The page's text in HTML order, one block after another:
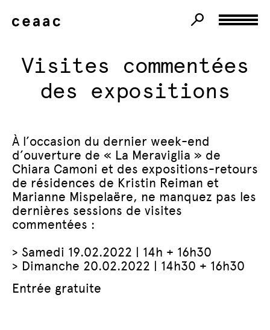
Visites commentées
des expositions
À l’occasion du dernier week-end
d’ouverture de « La Meraviglia » de
Chiara Camoni et des expositions-retours
de résidences de Kristin Reiman et
Marianne Mispelaëre, ne manquez pas les
dernières sessions de visites
commentées :
> Samedi 19.02.2022 | 14h + 16h30
> Dimanche 20.02.2022 | 14h30 + 16h30
Entrée gratuite